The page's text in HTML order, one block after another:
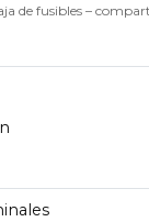
de fusibles –